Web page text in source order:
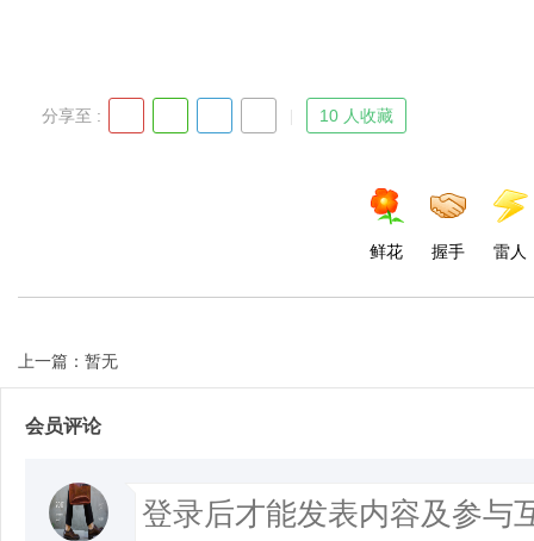
分享至 : 10 人收藏
鲜花 握手 雷人
上一篇：暂无
会员评论